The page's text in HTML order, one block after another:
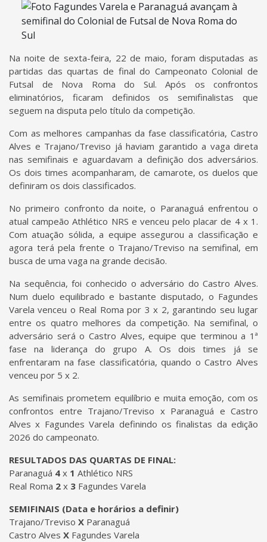
Na noite de sexta-feira, 22 de maio, foram disputadas as
partidas das quartas de final do Campeonato Colonial de
Futsal de Nova Roma do Sul. Após os confrontos
eliminatórios, ficaram definidos os semifinalistas que
seguem na disputa pelo título da competição.
Com as melhores campanhas da fase classificatória, Castro
Alves e Trajano/Treviso já haviam garantido a vaga direta
nas semifinais e aguardavam a definição dos adversários.
Os dois times acompanharam, de camarote, os duelos que
definiram os dois classificados.
No primeiro confronto da noite, o Paranaguá enfrentou o
atual campeão Athlético NRS e venceu pelo placar de 4 x 1.
Com atuação sólida, a equipe assegurou a classificação e
agora terá pela frente o Trajano/Treviso na semifinal, em
busca de uma vaga na grande decisão.
Na sequência, foi conhecido o adversário do Castro Alves.
Num duelo equilibrado e bastante disputado, o Fagundes
Varela venceu o Real Roma por 3 x 2, garantindo seu lugar
entre os quatro melhores da competição. Na semifinal, o
adversário será o Castro Alves, equipe que terminou a 1ª
fase na liderança do grupo A. Os dois times já se
enfrentaram na fase classificatória, quando o Castro Alves
venceu por 5 x 2.
As semifinais prometem equilíbrio e muita emoção, com os
confrontos entre Trajano/Treviso x Paranaguá e Castro
Alves x Fagundes Varela definindo os finalistas da edição
2026 do campeonato.
RESULTADOS DAS QUARTAS DE FINAL:
Paranaguá 4 x 1 Athlético NRS
Real Roma 2 x 3 Fagundes Varela
SEMIFINAIS (Data e horários a definir)
Trajano/Treviso X Paranaguá
Castro Alves X Fagundes Varela